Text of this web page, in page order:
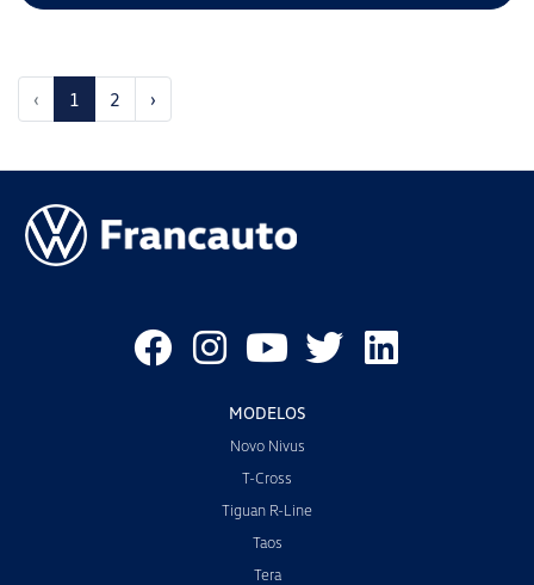
‹ 1 2 ›
MODELOS
Novo Nivus
T-Cross
Tiguan R-Line
Taos
Tera